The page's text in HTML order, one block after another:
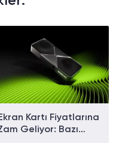
Kartı Fiyatlarına
Geliyor: Bazı